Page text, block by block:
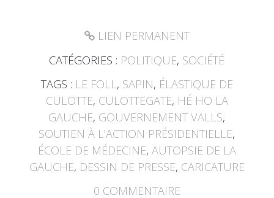
LIEN PERMANENT
CATÉGORIES : POLITIQUE, SOCIÉTÉ
TAGS : LE FOLL , SAPIN, ÉLASTIQUE DE
CULOTTE, CULOTTEGATE, HÉ HO LA
GAUCHE, GOUVERNEMENT VALLS,
SOUTIEN À L'ACTION PRÉSIDENTIELLE,
ÉCOLE DE MÉDECINE, AUTOPSIE DE LA
GAUCHE, DESSIN DE PRESSE, CARICATURE
0 COMMENTAIRE